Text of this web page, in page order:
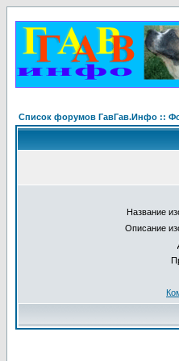
Список форумов ГавГав.Инфо ::
Название
Описание